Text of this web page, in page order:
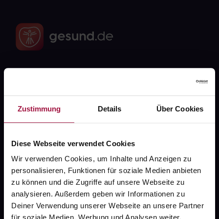
Zustimmung Details Über Cookies
Diese Webseite verwendet Cookies
Wir verwenden Cookies, um Inhalte und Anzeigen zu
personalisieren, Funktionen für soziale Medien anbieten
zu können und die Zugriffe auf unsere Webseite zu
analysieren. Außerdem geben wir Informationen zu
Deiner Verwendung unserer Webseite an unsere Partner
Kontakt
Widerrufsformular
gesund.de